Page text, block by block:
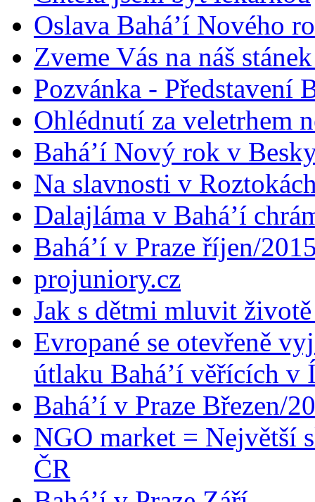
Oslava Bahá’í Nového
Zveme Vás na náš
Pozvánka - Představení
Ohlédnutí za veletrhem
Bahá’í Nový rok v
Na slavnosti v
Dalajláma v Bahá’í
Bahá’í v Praze říjen/
projuniory.cz
Jak s dětmi mluvit
Evropané se otevřeně
útlaku Bahá’í věřících v
Bahá’í v Praze Březen/
NGO market = Největší
ČR